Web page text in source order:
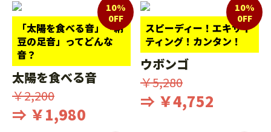
「太陽を食べる音」「納
豆の足音」ってどんな
音？
10%
0FF
太陽を食べる音
￥2,200
⇒ ￥1,980
スピーディー！エキサイ
ティング！カンタン！
10%
0FF
ウボンゴ
￥5,280
⇒ ￥4,752